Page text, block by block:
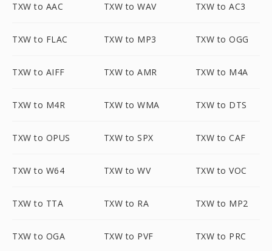
TXW to AAC TXW to WAV TXW to AC3
TXW to FLAC TXW to MP3 TXW to OGG
TXW to AIFF TXW to AMR TXW to M4A
TXW to M4R TXW to WMA TXW to DTS
TXW to OPUS TXW to SPX TXW to CAF
TXW to W64 TXW to WV TXW to VOC
TXW to TTA TXW to RA TXW to MP2
TXW to OGA TXW to PVF TXW to PRC